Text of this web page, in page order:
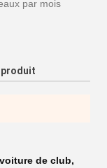
par mois
produit
de club,